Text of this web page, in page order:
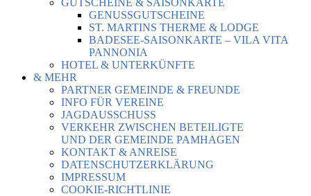
GUTSCHEINE & SAISONKARTE
GENUSSGUTSCHEINE
ST. MARTINS THERME & LODGE
BADESEE-SAISONKARTE – VILA VITA
PANNONIA
HOTEL & UNTERKÜNFTE
& MEHR
PARTNER GEMEINDE & FREUNDE
INFO FÜR VEREINE
JAGDAUSSCHUSS
VERKEHR ZWISCHEN BETEILIGTE
UND DER GEMEINDE PAMHAGEN
KONTAKT & ANREISE
DATENSCHUTZERKLÄRUNG
IMPRESSUM
COOKIE-RICHTLINIE